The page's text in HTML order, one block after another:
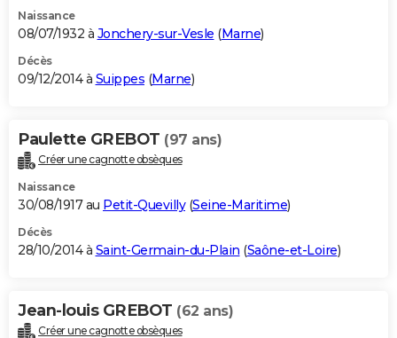
Naissance
08/07/1932 à Jonchery-sur-Vesle (Marne)
Décès
09/12/2014 à Suippes (Marne)
Paulette GREBOT (97 ans)
Créer une cagnotte obsèques
Naissance
30/08/1917 au Petit-Quevilly(Seine-Maritime)
Décès
28/10/2014 à Saint-Germain-du-Plain (Saône-et-Loire)
Jean-louis GREBOT (62 ans)
Créer une cagnotte obsèques